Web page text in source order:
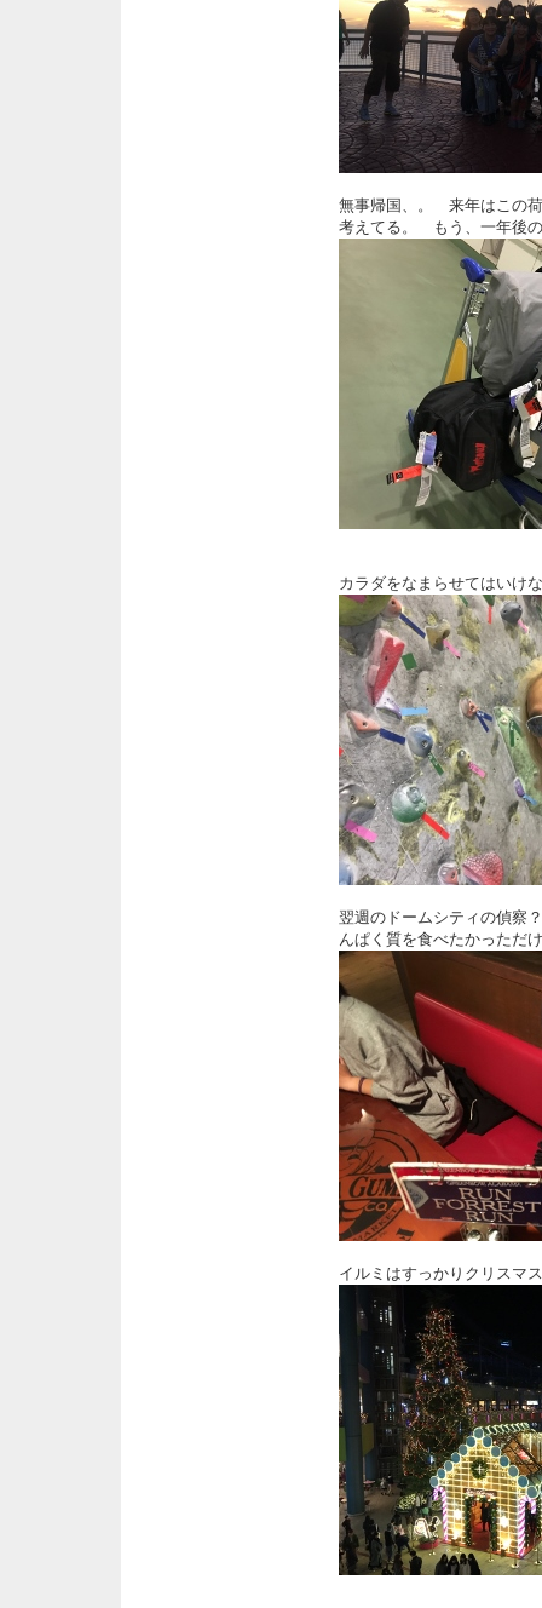
無事帰国、。 来年はこの
考えてる。 もう、一年後
カラダをなまらせてはい
翌週のドームシティの偵
んぱく質を食べたかっただ
イルミはすっかりクリスマ